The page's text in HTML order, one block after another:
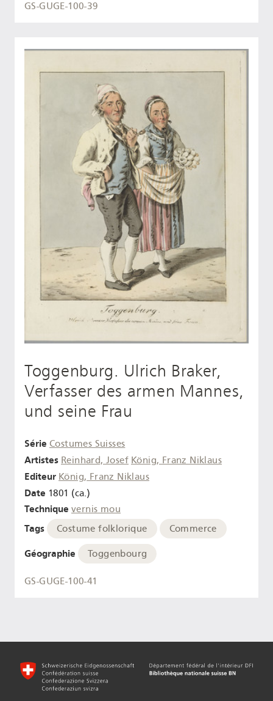
GS-GUGE-100-39
Toggenburg. Ulrich Braker,
Verfasser des armen Mannes,
und seine Frau
Série Costumes Suisses
Artistes Reinhard, Josef König, Franz Niklaus
Editeur König, Franz Niklaus
Date 1801 (ca.)
Technique vernis mou
Tags Costume folklorique Commerce
Géographie Toggenbourg
GS-GUGE-100-41